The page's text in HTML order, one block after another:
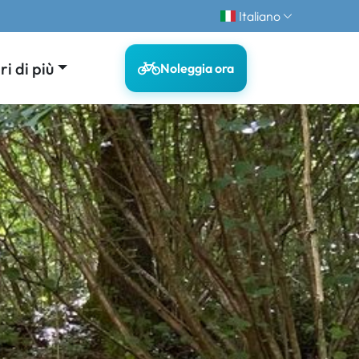
Italiano
di più Noleggia ora